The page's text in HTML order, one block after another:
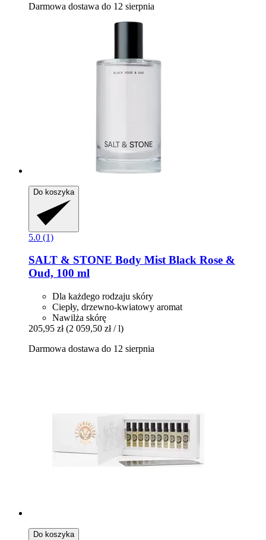
Darmowa dostawa do 12 sierpnia
Do koszyka
5.0 (1)
SALT & STONE Body Mist Black Rose &
Oud, 100 ml
Dla każdego rodzaju skóry
Ciepły, drzewno-kwiatowy aromat
Nawilża skórę
205,95 zł (2 059,50 zł / l)
Darmowa dostawa do 12 sierpnia
Do koszyka